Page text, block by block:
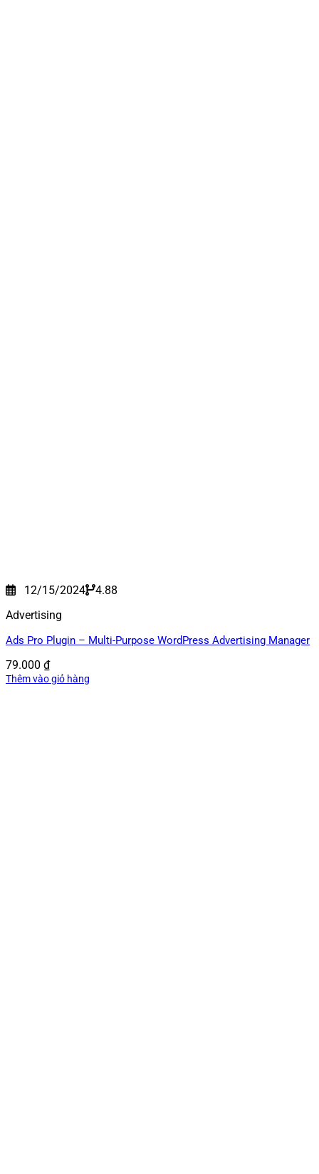
12/15/2024
4.88
Advertising
Ads Pro Plugin – Multi-Purpose WordPress Advertising Manager
79.000 ₫
Thêm vào giỏ hàng